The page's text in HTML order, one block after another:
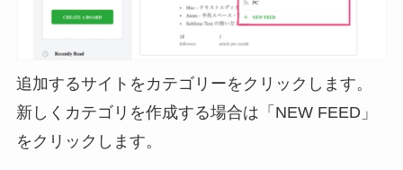
追加するサイトをカテゴリーをクリックします。
新しくカテゴリを作成する場合は「NEW FEED」
をクリックします。